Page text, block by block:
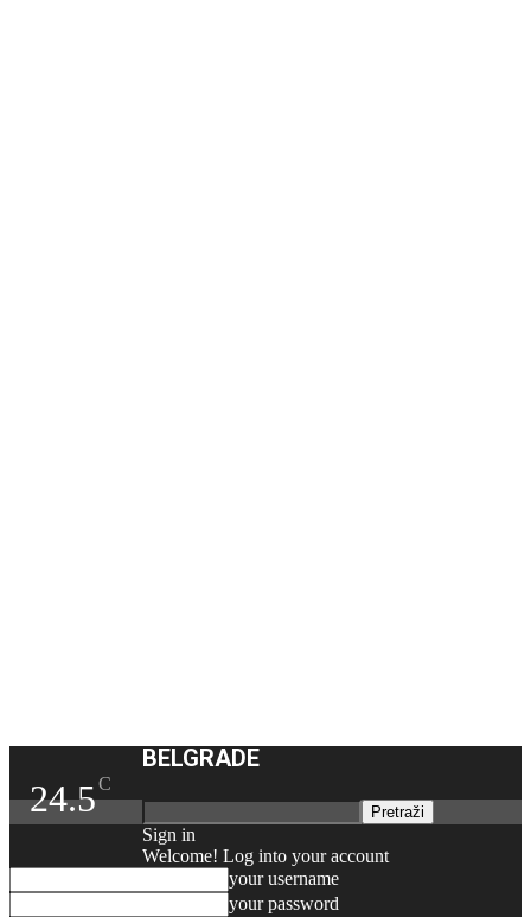
24.5C
BELGRADE
Sign in
Welcome! Log into your account
your username
your password